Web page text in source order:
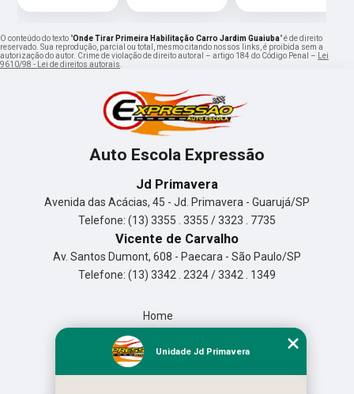
O conteúdo do texto "Onde Tirar Primeira Habilitação Carro Jardim Guaiuba" é de direito
reservado. Sua reprodução, parcial ou total, mesmo citando nossos links, é proibida sem a
autorização do autor. Crime de violação de direito autoral – artigo 184 do Código Penal –
Lei
9610/98 - Lei de direitos autorais
Auto Escola Expressão
Jd Primavera
Avenida das Acácias, 45 - Jd. Primavera - Guarujá/SP
Telefone: (13) 3355 . 3355 / 3323 . 7735
Vicente de Carvalho
Av. Santos Dumont, 608 - Paecara - São Paulo/SP
Telefone: (13) 3342 . 2324 / 3342 . 1349
Home
Missão
Unidade Jd Primavera